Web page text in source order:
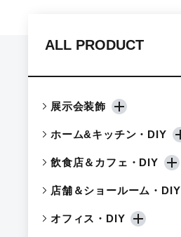
ALL PRODUCT
展示会装飾
ホーム&キッチン・DIY
飲食店＆カフェ・DIY
店舗＆ショールーム・DIY
オフィス・DIY